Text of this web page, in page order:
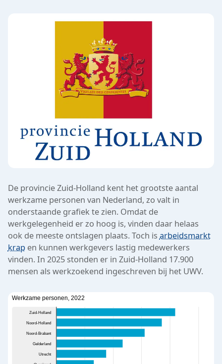
De provincie Zuid-Holland kent het grootste aantal
werkzame personen van Nederland, zo valt in
onderstaande grafiek te zien. Omdat de
werkgelegenheid er zo hoog is, vinden daar helaas
ook de meeste ontslagen plaats. Toch is arbeidsmarkt
krapen kunnen werkgevers lastig medewerkers
vinden. In 2025 stonden er in Zuid-Holland 17.900
mensen als werkzoekend ingeschreven bij het UWV.